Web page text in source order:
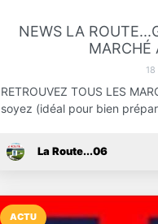
NEWS LA
MARCHÉ
RETROUVEZ TOUS LES
soyez (idéal pour bien
La Route...06
ACTU